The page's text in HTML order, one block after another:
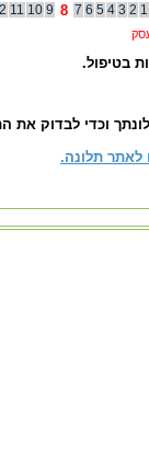
11 10 9 8 7 6 5 4 3 2 1
בטיפול.
וכדי לבדוק
תלונה.